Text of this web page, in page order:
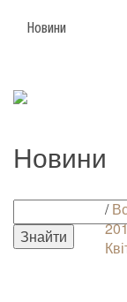
Новини
Новини
/